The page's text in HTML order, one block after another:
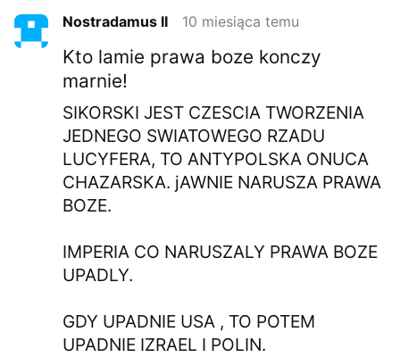
Nostradamus II 10 miesiąca temu
Kto lamie prawa boze konczy
marnie!
SIKORSKI JEST CZESCIA TWORZENIA
JEDNEGO SWIATOWEGO RZADU
LUCYFERA, TO ANTYPOLSKA ONUCA
CHAZARSKA. jAWNIE NARUSZA PRAWA
BOZE.
IMPERIA CO NARUSZALY PRAWA BOZE
UPADLY.
GDY UPADNIE USA , TO POTEM
UPADNIE IZRAEL I POLIN.